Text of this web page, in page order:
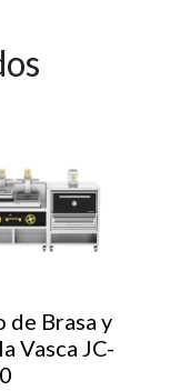
de Brasa y
Vasca JC-